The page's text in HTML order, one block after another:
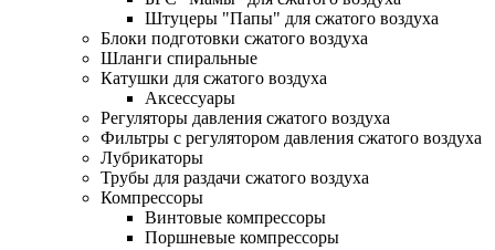
Штуцеры "Папы" для сжатого воздуха
Блоки подготовки сжатого воздуха
Шланги спиральные
Катушки для сжатого воздуха
Аксессуары
Регуляторы давления сжатого воздуха
Фильтры с регулятором давления сжатого воздуха
Лубрикаторы
Трубы для раздачи сжатого воздуха
Компрессоры
Винтовые компрессоры
Поршневые компрессоры